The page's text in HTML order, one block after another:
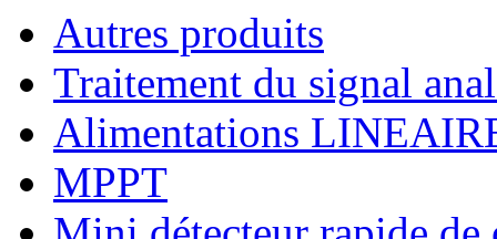
Autres produits
Traitement du signal
Alimentations
MPPT